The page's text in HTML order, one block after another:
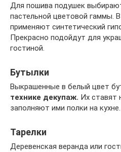
Для пошива подушек
пастельной цветовой гаммы.
применяют синтетический
Прекрасно подойдут для
гостиной.
Бутылки
Выкрашенные в белый цвет
технике декупаж. Их ставят
заполняют ими полки на кухне.
Тарелки
Деревенская веранда или